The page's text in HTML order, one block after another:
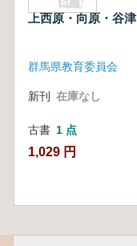
上西原・向原・谷津
群馬県教育委員会
新刊 在庫なし
古書 1 点
1,029 円